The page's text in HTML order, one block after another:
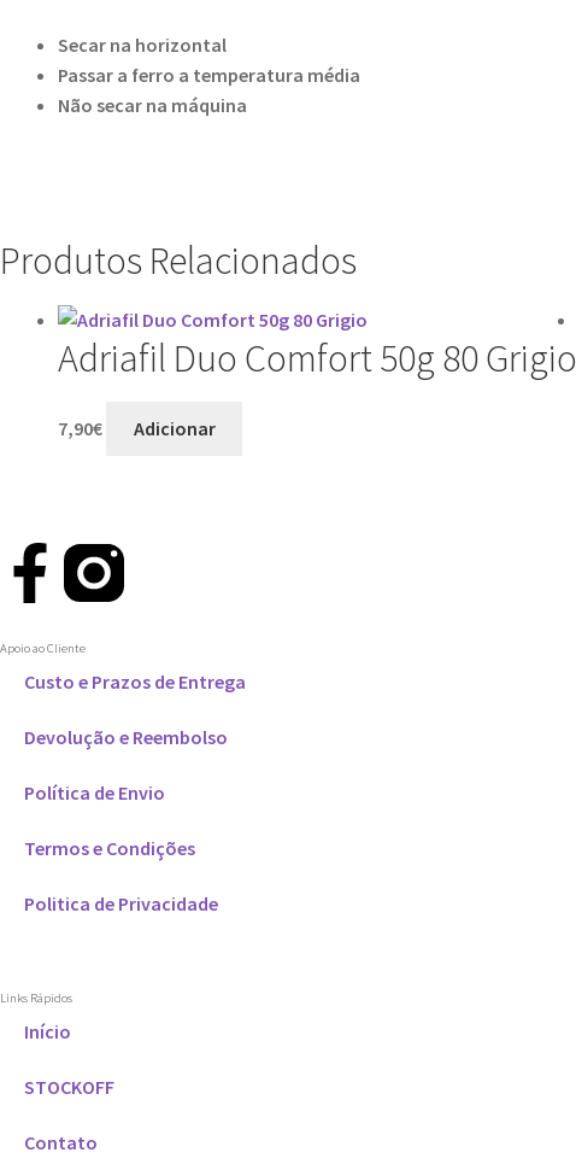
Secar na horizontal
Passar a ferro a temperatura média
Não secar na máquina
Produtos Relacionados
Adriafil Duo Comfort 50g 80 Grigio
7,90€ Adicionar
Apoio ao Cliente
Custo e Prazos de Entrega
Devolução e Reembolso
Política de Envio
Termos e Condições
Politica de Privacidade
Links Rápidos
Início
STOCKOFF
Contato